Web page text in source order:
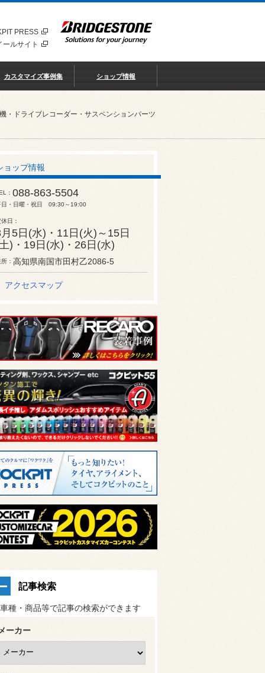
PRESS
ルサイト
カスタマイズ事例集 ショップ情報
・ドライブレコーダー・サスペンションパーツ
ョップ情報
088-863-5504
日・日曜・祝日 09:30～19:00
日
5日(水)・11日(火)～15日
)・19日(水)・26日(水)
所 高知県南国市田村乙2086-5
アクセスマップ
記事検索
種・商品等で記事の検索ができます
ーカー